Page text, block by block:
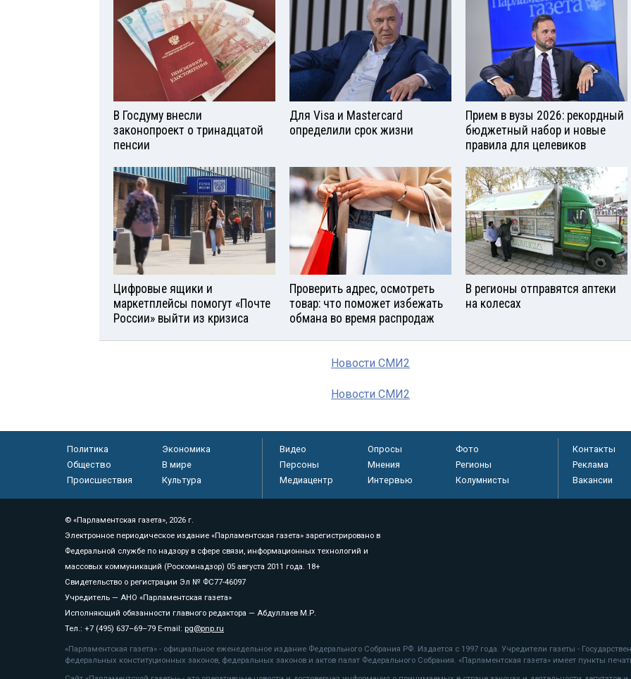
В Госдуму внесли
законопроект о тринадцатой
пенсии
Для Visа и Mastercard
определили срок жизни
Прием в вузы 2026: рекордный
бюджетный набор и новые
правила для целевиков
Цифровые ящики и
маркетплейсы помогут «Почте
России» выйти из кризиса
Проверить адрес, осмотреть
товар: что поможет избежать
обмана во время распродаж
В регионы отправятся аптеки
на колесах
Новости СМИ2
Новости СМИ2
Политика
Экономика
Общество
В мире
Происшествия
Культура
Видео Опросы
Фото
Персоны
Мнения
Регионы
Медиацентр
Интервью Колумнисты
Контакты
Реклама
Вакансии
© «Парламентская газета», 2026 г.
Электронное периодическое издание «Парламентская газета» зарегистрировано в
Федеральной службе по надзору в сфере связи, информационных технологий и
массовых коммуникаций (Роскомнадзор) 05 августа 2011 года. 18+
Свидетельство о регистрации Эл № ФС77-46097
Учредитель — АНО «Парламентская газета»
Исполняющий обязанности главного редактора — Абдуллаев М.Р.
Тел.: +7 (495) 637–69–79 E-mail: pg@pnp.ru
«Парламентская газета» - официальное еженедельное издание Федерального Собрания РФ. Издается с 1997 года. Учредители газеты -
федеральных конституционных законов, федеральных законов и актов палат Федерального Собрания. «Парламентская газета» имеет пункты